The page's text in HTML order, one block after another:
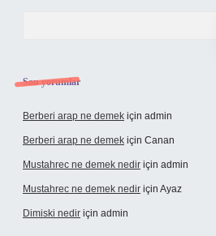
Son yorumlar
Berberi arap ne demek için admin
Berberi arap ne demek için Canan
Mustahrec ne demek nedir için admin
Mustahrec ne demek nedir için Ayaz
Dimiski nedir için admin